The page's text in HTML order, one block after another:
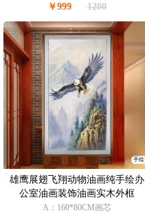
￥999 1200
手绘
雄鹰展翅飞翔动物油画纯手绘办
公室油画装饰油画实木外框
A：160*80CM画芯